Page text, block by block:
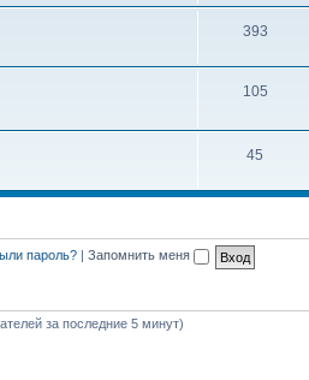
393
105
45
пароль? Запомнить меня
за последние 5 минут)